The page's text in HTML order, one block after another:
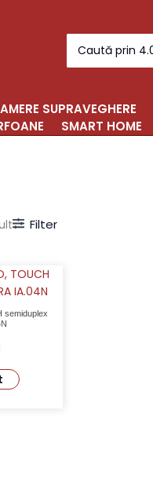
for:
SUPRAVEGHERE
SMART HOME
Filter
semiduplex